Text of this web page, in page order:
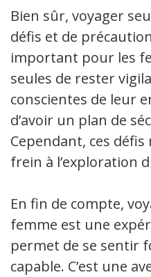
Bien sûr, voyager
défis et de
important pour les
seules de rester
conscientes de leur
d’avoir un plan de
Cependant, ces
frein à l’exploration
En fin de compte,
femme est une
permet de se sentir
capable. C’est une